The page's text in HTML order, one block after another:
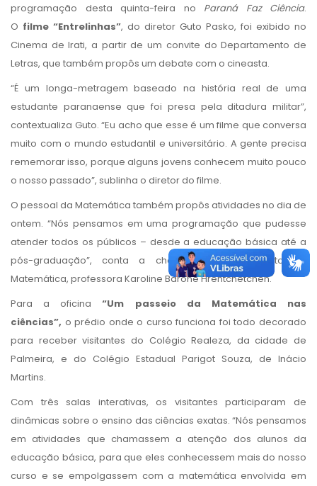
programação desta quinta-feira no Paraná Faz Ciência.
O filme “Entrelinhas”, do diretor Guto Pasko, foi exibido no
Cinema de Irati, a partir de um convite do Departamento de
Letras, que também propôs um debate com o cineasta.
“É um longa-metragem baseado na história real de uma
estudante paranaense que foi presa pela ditadura militar”,
contextualiza Guto. “Eu acho que esse é um filme que conversa
muito com o mundo estudantil e universitário. A gente precisa
rememorar isso, porque alguns jovens conhecem muito pouco
o nosso passado”, sublinha o diretor do filme.
O pessoal da Matemática também propôs atividades no dia de
ontem. “Nós pensamos em uma programação que pudesse
atender todos os públicos – desde a educação básica até a
pós-graduação”, conta a chefe do Departamento de
Matemática, professora Karoline Barone Hrentchetchen.
Para a oficina“Um passeio da Matemática nas
ciências”, o prédio onde o curso funciona foi todo decorado
para receber visitantes do Colégio Realeza, da cidade de
Palmeira, e do Colégio Estadual Parigot Souza, de Inácio
Martins.
Com três salas interativas, os visitantes participaram de
dinâmicas sobre o ensino das ciências exatas. “Nós pensamos
em atividades que chamassem a atenção dos alunos da
educação básica, para que eles conhecessem mais do nosso
curso e se empolgassem com a matemática envolvida em